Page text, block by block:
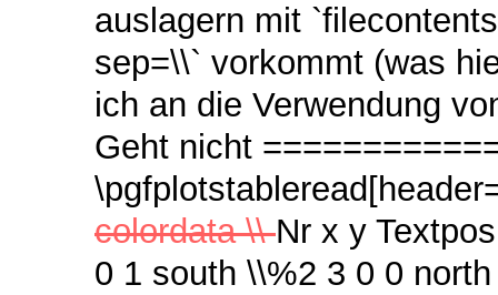
auslagern mit
sep=\\` vorkommt (was
ich an die Verwendung
Geht nicht
colordata \\Nr x y
0 1 south \\%2 3 0 0